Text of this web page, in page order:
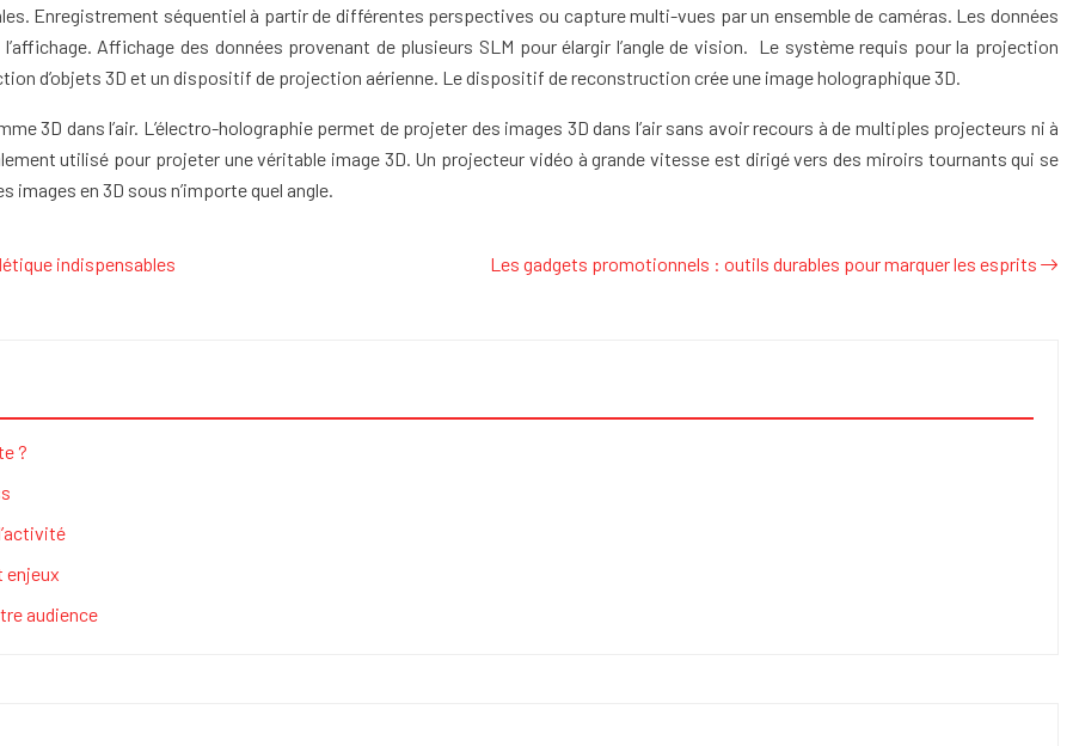
Enregistrement séquentiel à partir de différentes perspectives ou capture multi-vues par un ensemble de caméras. Les données
Affichage des données provenant de plusieurs SLM pour élargir l’angle de vision. Le système requis pour la projection
d’objets 3D et un dispositif de projection aérienne. Le dispositif de reconstruction crée une image holographique 3D.
3D dans l’air. L’électro-holographie permet de projeter des images 3D dans l’air sans avoir recours à de multiples projecteurs ni à
utilisé pour projeter une véritable image 3D. Un projecteur vidéo à grande vitesse est dirigé vers des miroirs tournants qui se
en 3D sous n’importe quel angle.
indispensables Les gadgets promotionnels : outils durables pour marquer les esprits
?
enjeux
audience